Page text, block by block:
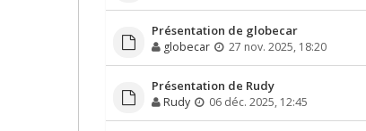
Présentation de globecar
globecar 27 nov. 2025, 18:20
Présentation de Rudy
Rudy 06 déc. 2025, 12:45